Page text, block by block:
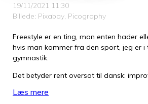
19/11/2021 11:30
Billede: Pixabay, Picography
Freestyle er en ting, man enten hader
hvis man kommer fra den sport, jeg er i
gymnastik.
Det betyder rent oversat til dansk:
Læs mere